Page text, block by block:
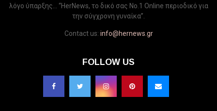
λόγο ύπαρξης... “HerNews, το δικό σας Νo.1 Online περιοδικό για
την σύγχρονη γυναίκα”.
Contact us: info@hernews.gr
FOLLOW US